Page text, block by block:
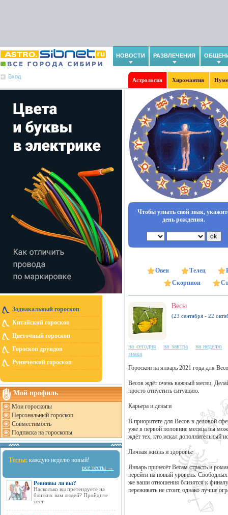
НОВОСТИ РАЗВЛЕЧЕНИЯ
Вход
Астрология Хиромантия
Зодиакальный гороскоп
Китайский гороскоп
Цветочный гороскоп
Гороскоп друидов
Рунический гороскоп
Мой профиль
Мои гороскопы
Персональный гороскоп
Совместимость
Подписка на гороскопы
Тесты: каждую неделю новый!
все тесты →
Ревнивы ли вы?
Насколько вы претендуете на
близких вам людей? Пройдите
тест.
Чтобы узнать свой знак,
день рождения.
Овен Телец
Скорпион
Весы
(23 сентября - 22
на сегодня на завтра
на неделю
знака
Гороскоп на январь 2021 года для
Весов ждёт очень важный месяц.
просто отпустить ситуацию.
Карьера и деньги
В приоритете для Весов в деловой
уже в первой половине месяца вы
ждёт тех, кто искал дополнительный
Личная жизнь и здоровье
Январь принесёт Весам страсть и
перейти на новый уровень.
же ваши отношения близятся к
переживать не стоит, однако лучше